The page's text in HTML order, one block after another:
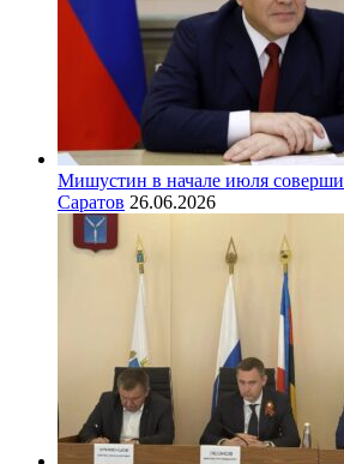
Мишустин в начале июля
Саратов 26.06.2026